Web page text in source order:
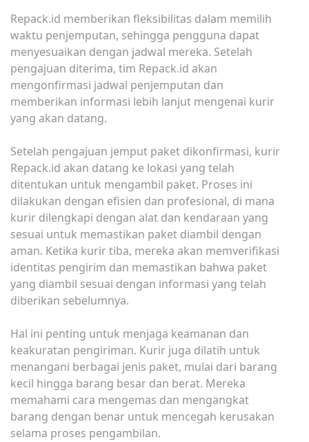
Repack.id memberikan fleksibilitas dalam memilih
waktu penjemputan, sehingga pengguna dapat
menyesuaikan dengan jadwal mereka. Setelah
pengajuan diterima, tim Repack.id akan
mengonfirmasi jadwal penjemputan dan
memberikan informasi lebih lanjut mengenai kurir
yang akan datang.
Setelah pengajuan jemput paket dikonfirmasi, kurir
Repack.id akan datang ke lokasi yang telah
ditentukan untuk mengambil paket. Proses ini
dilakukan dengan efisien dan profesional, di mana
kurir dilengkapi dengan alat dan kendaraan yang
sesuai untuk memastikan paket diambil dengan
aman. Ketika kurir tiba, mereka akan memverifikasi
identitas pengirim dan memastikan bahwa paket
yang diambil sesuai dengan informasi yang telah
diberikan sebelumnya.
Hal ini penting untuk menjaga keamanan dan
keakuratan pengiriman. Kurir juga dilatih untuk
menangani berbagai jenis paket, mulai dari barang
kecil hingga barang besar dan berat. Mereka
memahami cara mengemas dan mengangkat
barang dengan benar untuk mencegah kerusakan
selama proses pengambilan.